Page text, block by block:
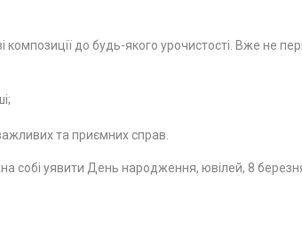
композиції до будь-якого урочистості. Вже не
та приємних справ.
собі уявити День народження, ювілей, 8